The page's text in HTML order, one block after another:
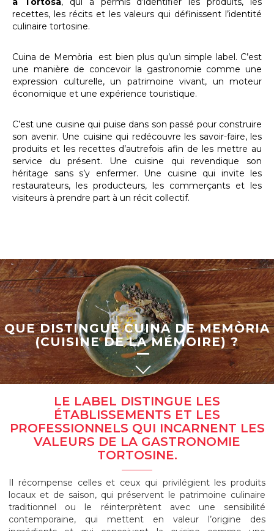
recettes, les récits et les valeurs qui définissent l’identité
culinaire tortosine.
Cuina de Memòria est bien plus qu’un simple label. C’est
une manière de concevoir la gastronomie comme une
expression culturelle, un patrimoine vivant, un moteur
économique et une expérience touristique.
C’est une cuisine qui puise dans son passé pour construire
son avenir. Une cuisine qui redécouvre les savoir-faire, les
produits et les recettes d’autrefois afin de les mettre au
service du présent. Une cuisine qui revendique son
héritage sans s’y enfermer. Une cuisine qui invite les
restaurateurs, les producteurs, les commerçants et les
visiteurs à prendre part à un récit collectif.
QUE DISTINGUE CUINA DE MEMÒRIA
(CUISINE DE LA MÉMOIRE) ?
LE LABEL DISTINGUE LES
ÉTABLISSEMENTS ET LES
PROFESSIONNELS QUI INCARNENT LES
VALEURS DE LA GASTRONOMIE
TORTOSINE.
Il récompense celles et ceux qui privilégient les produits
locaux et de saison, qui préservent le patrimoine culinaire
traditionnel ou le réinterprètent avec une sensibilité
contemporaine, qui mettent en valeur l’origine des